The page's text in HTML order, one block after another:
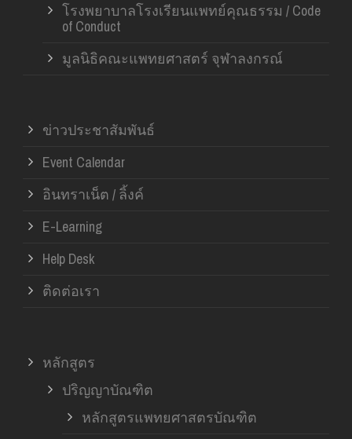
โรงพยาบาลโรงเรียนแพทย์คุณธรรม / Code
of Conduct
มูลนิธิคณะแพทยศาสตร์ จุฬาลงกรณ์
ข่าวประชาสัมพันธ์
Event Calendar
อินทราเน็ต / ลิ้งค์
E-Learning
Help Desk
ติดต่อเรา
หลักสูตร
ปริญญาบัณฑิต
หลักสูตรแพทยศาสตรบัณฑิต